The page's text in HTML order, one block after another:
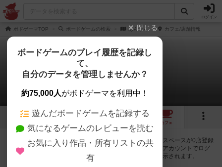
ログイン
ボドゲーマTOP ボードゲームの検索 あんかん カフェ/店舗情報
あんかん
0店のカフェ/スペースが提供中
1 1
カフェ
あんかんで遊ぶことができるボードゲームカフェ・プレイスペースが0店登録
されています。公開プロフィールの都道府県が設定されたアカウントでログ
インすると、同じ都道府県内の店舗に絞り込むボタンが表示されます。
閉じる
ボードゲームのプレイ履歴を記録し
て、
自分のデータを管理しませんか？
約75,000人がボドゲーマを利用中！
遊んだボードゲームを記録する
気になるゲームのレビューを読む
お気に入り作品・所有リストの共
有